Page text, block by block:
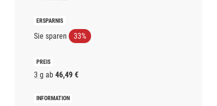
Sie sparen 33%
3 g ab 46,49 €